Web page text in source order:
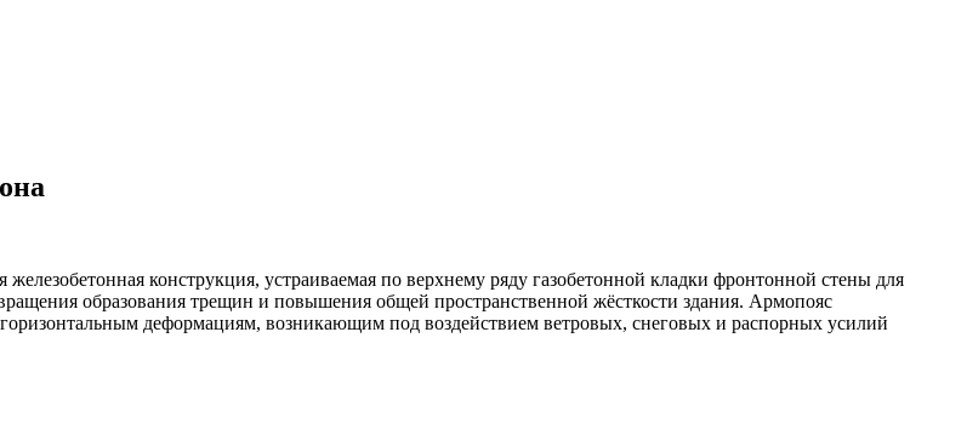
конструкция, устраиваемая по верхнему ряду газобетонной кладки фронтонной стены для
образования трещин и повышения общей пространственной жёсткости здания. Армопояс
деформациям, возникающим под воздействием ветровых, снеговых и распорных усилий